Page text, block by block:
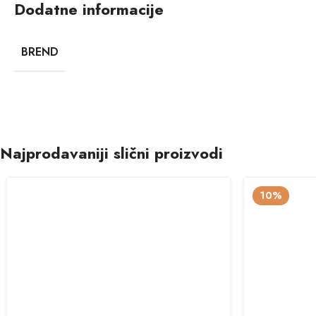
Dodatne informacije
BREND
Najprodavaniji slični proizvodi
10%